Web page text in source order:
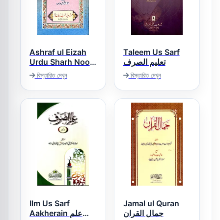
Ashraf ul Eizah
Urdu Sharh Noor
ul Eizah اشرف
الایضاح اردو شرح نور
الایضاح
বিস্তারিত দেখুন
Taleem Us Sarf
تعلیم الصرف
বিস্তারিত দেখুন
Ilm Us Sarf
Aakherain علم
Jamal ul Quran
جمال القران